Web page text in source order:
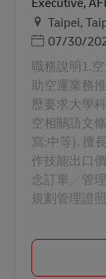
Τοποθεσία
Taipei,
Ημερομηνία
07/30/
職務說明1.
助空運業務
歷要求大學
空相關語文
寫:中等). 擅
作技能出口
念訂單╱管
規劃管理證